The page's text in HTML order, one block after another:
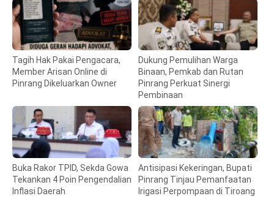
Tagih Hak Pakai Pengacara,
Member Arisan Online di
Pinrang Dikeluarkan Owner
Dukung Pemulihan Warga
Binaan, Pemkab dan Rutan
Pinrang Perkuat Sinergi
Pembinaan
Buka Rakor TPID, Sekda Gowa
Tekankan 4 Poin Pengendalian
Inflasi Daerah
Antisipasi Kekeringan, Bupati
Pinrang Tinjau Pemanfaatan
Irigasi Perpompaan di Tiroang